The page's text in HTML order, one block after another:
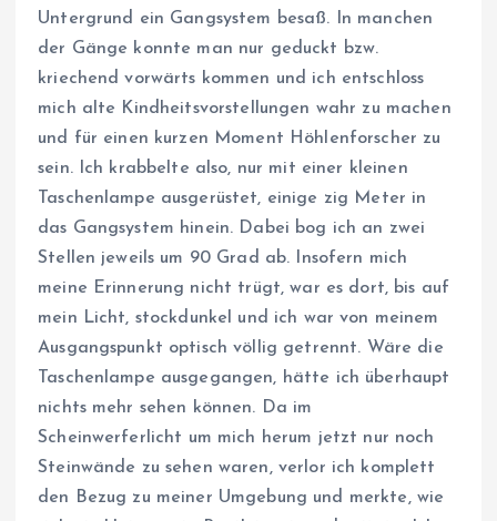
Untergrund ein Gangsystem besaß. In manchen
der Gänge konnte man nur geduckt bzw.
kriechend vorwärts kommen und ich entschloss
mich alte Kindheitsvorstellungen wahr zu machen
und für einen kurzen Moment Höhlenforscher zu
sein. Ich krabbelte also, nur mit einer kleinen
Taschenlampe ausgerüstet, einige zig Meter in
das Gangsystem hinein. Dabei bog ich an zwei
Stellen jeweils um 90 Grad ab. Insofern mich
meine Erinnerung nicht trügt, war es dort, bis auf
mein Licht, stockdunkel und ich war von meinem
Ausgangspunkt optisch völlig getrennt. Wäre die
Taschenlampe ausgegangen, hätte ich überhaupt
nichts mehr sehen können. Da im
Scheinwerferlicht um mich herum jetzt nur noch
Steinwände zu sehen waren, verlor ich komplett
den Bezug zu meiner Umgebung und merkte, wie